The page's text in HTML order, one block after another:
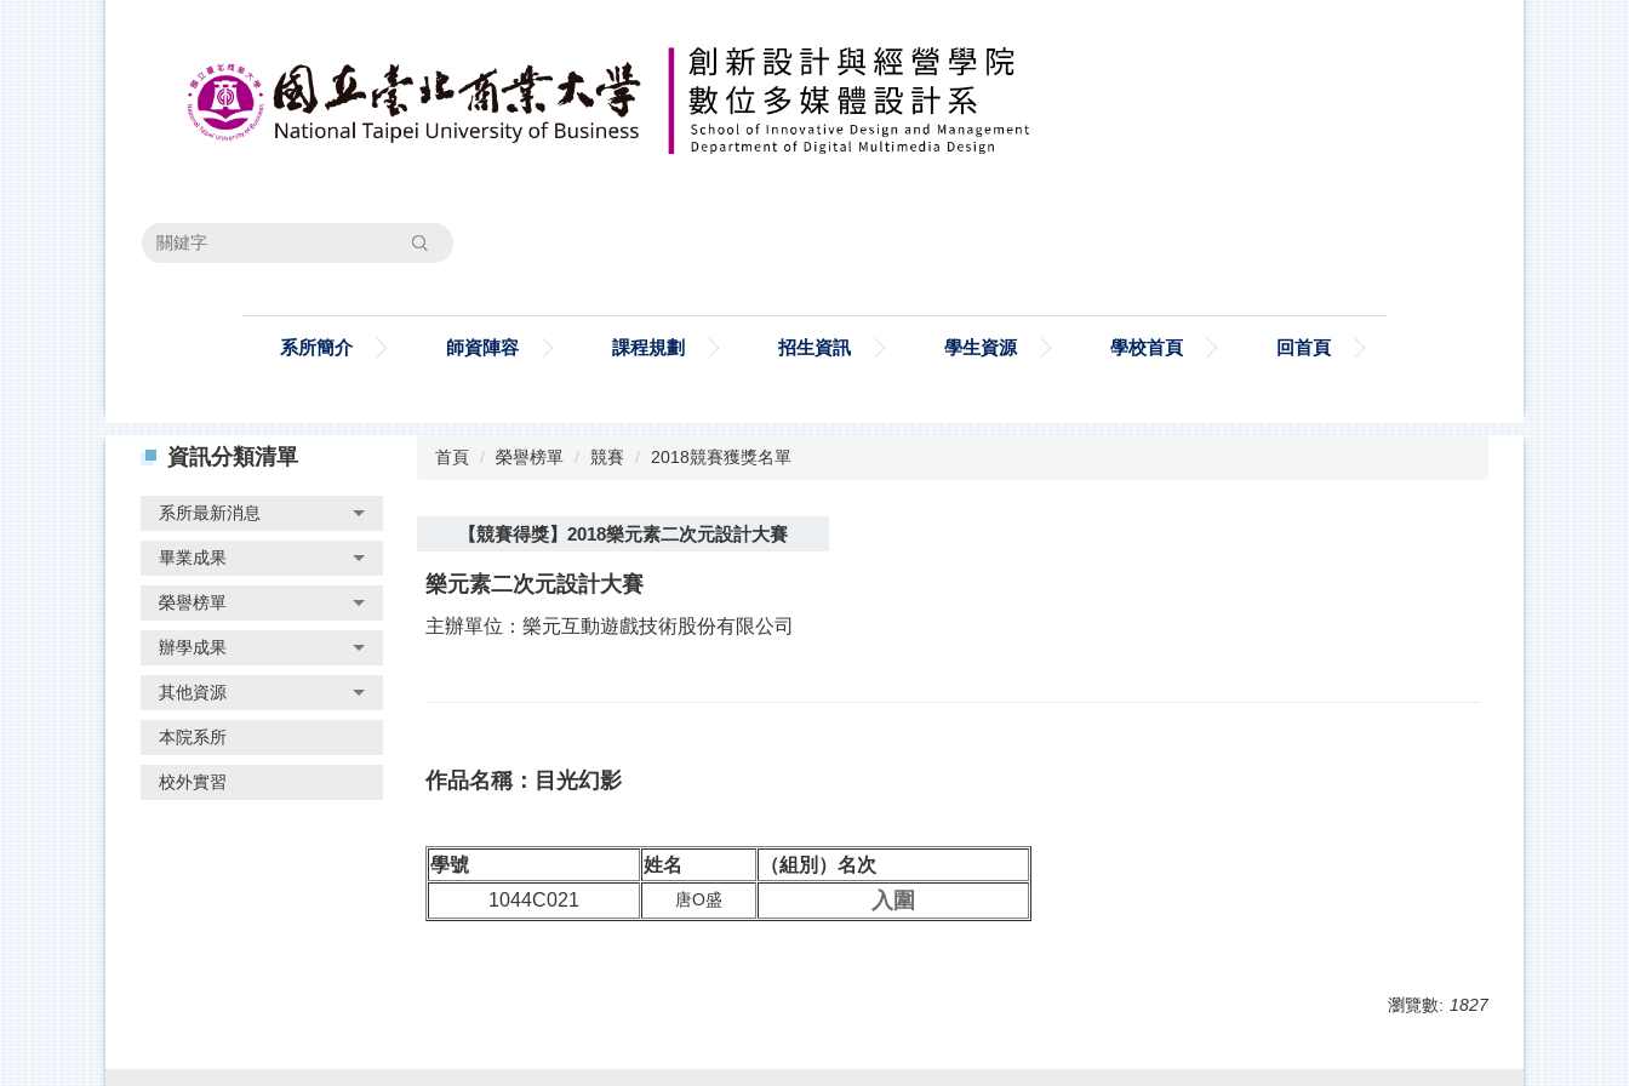
搜尋
系所簡介 師資陣容 課程規劃 招生資訊 學生資源 學校首頁 回首頁
資訊分類清單
系所最新消息
畢業成果
榮譽榜單
辦學成果
其他資源
本院系所
校外實習
首頁 榮譽榜單 競賽 2018競賽獲獎名單
【競賽得獎】2018樂元素二次元設計大賽
樂元素二次元設計大賽
主辦單位：樂元互動遊戲技術股份有限公司
作品名稱：目光幻影
學號 姓名
（組別）名次
1044C021
唐O盛 入圍
瀏覽數: 1827